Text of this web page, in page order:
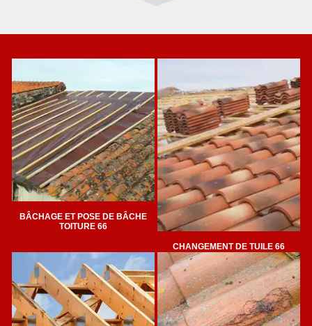
BÂCHAGE ET POSE DE BÂCHE
TOITURE 66
CHANGEMENT DE TUILE 66